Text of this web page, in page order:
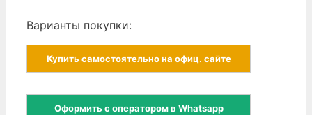
Варианты покупки:
Купить самостоятельно на офиц. сайте
Оформить с оператором в Whatsapp